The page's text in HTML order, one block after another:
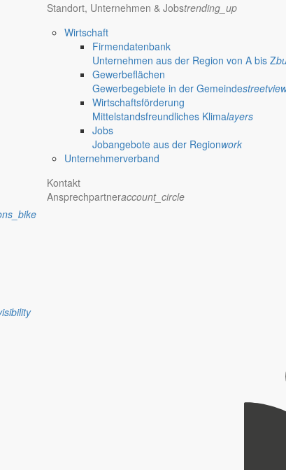
Standort, Unternehmen & Jobstrending_up
Wirtschaft
Firmendatenbank
Unternehmen aus der Region von A bis Z
Gewerbeflächen
Gewerbegebiete in der Gemeinde
Wirtschaftsförderung
Mittelstandsfreundliches Klimalayers
Jobs
Jobangebote aus der Regionwork
Unternehmerverband
Kontakt
Ansprechpartneraccount_circle